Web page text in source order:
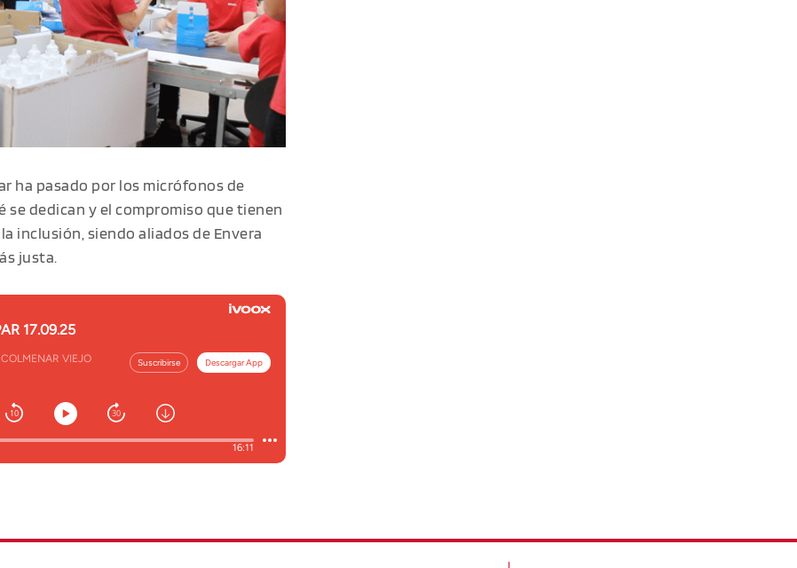
ha pasado por los micrófonos de
se dedican y el compromiso que tienen
inclusión, siendo aliados de Envera
justa.